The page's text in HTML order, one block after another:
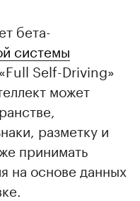
бета-
системы
Self-Driving»
может
разметку и
принимать
на основе данных